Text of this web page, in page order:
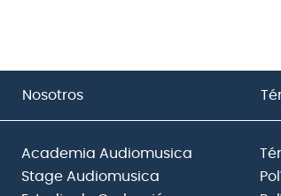
Nosotros
Academia Audiomusica
Stage Audiomusica